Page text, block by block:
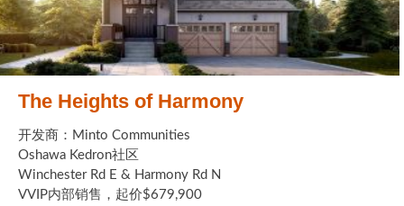
The Heights of Harmony
开发商：Minto Communities
Oshawa Kedron社区
Winchester Rd E & Harmony Rd N
VVIP内部销售，起价$679,900